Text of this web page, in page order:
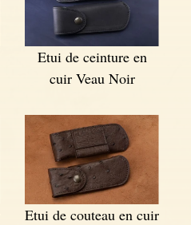
Etui de ceinture en
cuir Veau Noir
Etui de couteau en cuir